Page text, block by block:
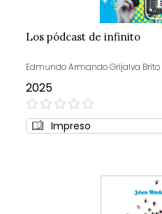
Los pódcast de infinito
Edmundo Armando Grijalva Brito
2025
0%
Impreso